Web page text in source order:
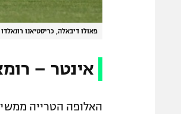
פאולו דיבאלה, כריסטיאנו רונאלדו
אינטר – רומא
האלופה הטרייה